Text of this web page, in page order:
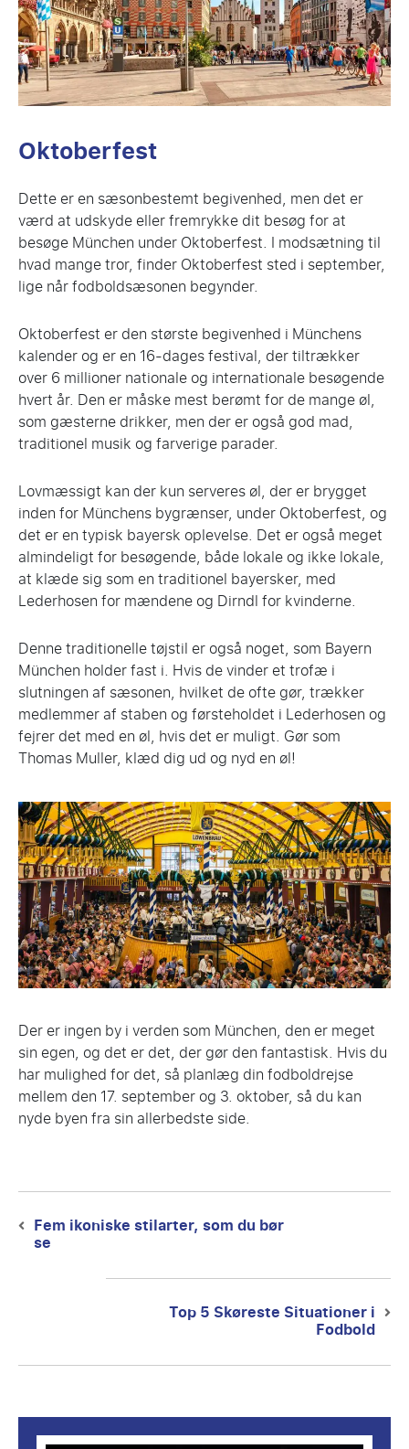
Oktoberfest
Dette er en sæsonbestemt begivenhed, men det er
værd at udskyde eller fremrykke dit besøg for at
besøge München under Oktoberfest. I modsætning til
hvad mange tror, finder Oktoberfest sted i september,
lige når fodboldsæsonen begynder.
Oktoberfest er den største begivenhed i Münchens
kalender og er en 16-dages festival, der tiltrækker
over 6 millioner nationale og internationale besøgende
hvert år. Den er måske mest berømt for de mange øl,
som gæsterne drikker, men der er også god mad,
traditionel musik og farverige parader.
Lovmæssigt kan der kun serveres øl, der er brygget
inden for Münchens bygrænser, under Oktoberfest, og
det er en typisk bayersk oplevelse. Det er også meget
almindeligt for besøgende, både lokale og ikke lokale,
at klæde sig som en traditionel bayersker, med
Lederhosen for mændene og Dirndl for kvinderne.
Denne traditionelle tøjstil er også noget, som Bayern
München holder fast i. Hvis de vinder et trofæ i
slutningen af sæsonen, hvilket de ofte gør, trækker
medlemmer af staben og førsteholdet i Lederhosen og
fejrer det med en øl, hvis det er muligt. Gør som
Thomas Muller, klæd dig ud og nyd en øl!
Der er ingen by i verden som München, den er meget
sin egen, og det er det, der gør den fantastisk. Hvis du
har mulighed for det, så planlæg din fodboldrejse
mellem den 17. september og 3. oktober, så du kan
nyde byen fra sin allerbedste side.
Post
navigation
Previous
post:
Fem ikoniske stilarter, som du bør
se
Top 5 Skøreste Situationer i
Fodbold